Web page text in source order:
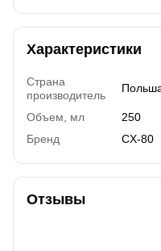
Характеристики
Страна
производитель
Объем, мл
250
Бренд
CX-80
Отзывы